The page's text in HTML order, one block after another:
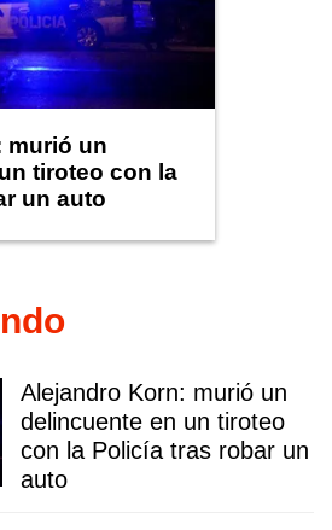
murió un
tiroteo con la
un auto
Alejandro Korn: murió un
delincuente en un tiroteo
con la Policía tras robar un
auto